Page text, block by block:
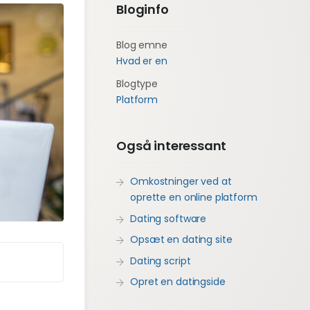
Bloginfo
Blog emne
Hvad er en
Blogtype
Platform
Også interessant
Omkostninger ved at
oprette en online platform
Dating software
Opsæt en dating site
Dating script
Opret en datingside